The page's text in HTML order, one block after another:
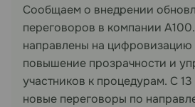
Сообщаем о внедрении
переговоров в компании
направлены на цифровизацию
повышение прозрачности и
участников к процедурам. С
новые переговоры по